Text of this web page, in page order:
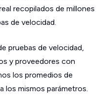
recopilados de millones
de velocidad.
pruebas de velocidad,
y proveedores con
los promedios de
los mismos parámetros.